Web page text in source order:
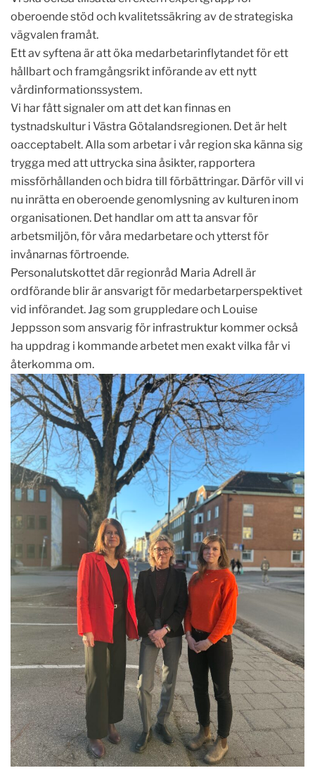
oberoende stöd och kvalitetssäkring av de strategiska
vägvalen framåt.
Ett av syftena är att öka medarbetarinflytandet för ett
hållbart och framgångsrikt införande av ett nytt
vårdinformationssystem.
Vi har fått signaler om att det kan finnas en
tystnadskultur i Västra Götalandsregionen. Det är helt
oacceptabelt. Alla som arbetar i vår region ska känna sig
trygga med att uttrycka sina åsikter, rapportera
missförhållanden och bidra till förbättringar. Därför vill vi
nu inrätta en oberoende genomlysning av kulturen inom
organisationen. Det handlar om att ta ansvar för
arbetsmiljön, för våra medarbetare och ytterst för
invånarnas förtroende.
Personalutskottet där regionråd Maria Adrell är
ordförande blir är ansvarigt för medarbetarperspektivet
vid införandet. Jag som gruppledare och Louise
Jeppsson som ansvarig för infrastruktur kommer också
ha uppdrag i kommande arbetet men exakt vilka får vi
återkomma om.